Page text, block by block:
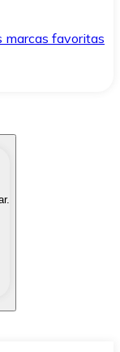
marcas favoritas
de forma
fiduciária